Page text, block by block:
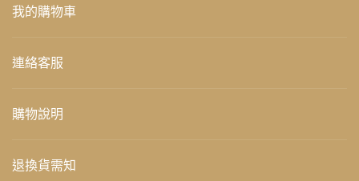
我的購物車
連絡客服
購物說明
退換貨需知